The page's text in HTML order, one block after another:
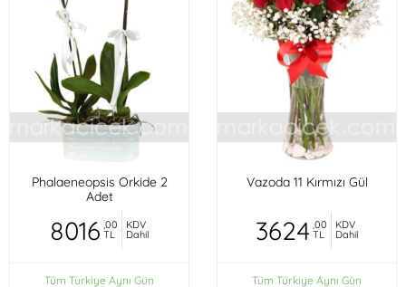
Phalaeneopsis Orkide 2
Adet
8016 ,00
TL
KDV
Dahil
Tüm Türkiye Aynı Gün
Vazoda 11 Kırmızı Gül
3624 ,00
TL
KDV
Dahil
Tüm Türkiye Aynı Gün